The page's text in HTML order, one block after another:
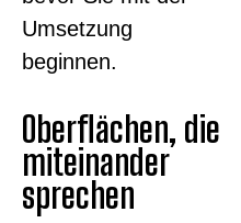
Umsetzung
beginnen.
Oberflächen, die
miteinander
sprechen